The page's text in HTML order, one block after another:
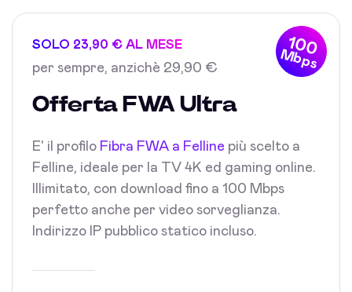
100
Mbps
SOLO 23,90 € AL MESE
per sempre, anzichè 29,90 €
Offerta FWA Ultra
E' il profilo Fibra FWA a Felline più scelto a
Felline, ideale per la TV 4K ed gaming online.
Illimitato, con download fino a 100 Mbps
perfetto anche per video sorveglianza.
Indirizzo IP pubblico statico incluso.